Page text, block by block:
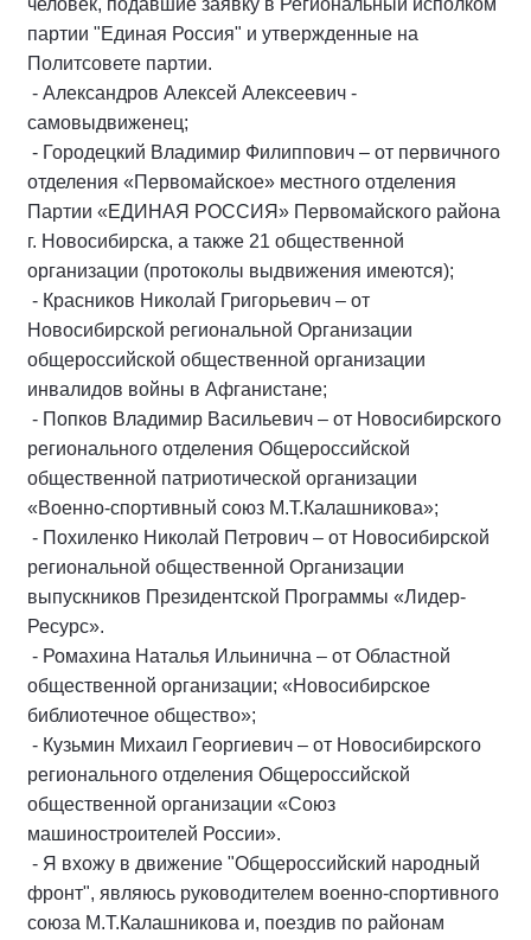
партии "Единая Россия" и утвержденные на
Политсовете партии.
- Александров Алексей Алексеевич -
самовыдвиженец;
- Городецкий Владимир Филиппович – от первичного
отделения «Первомайское» местного отделения
Партии «ЕДИНАЯ РОССИЯ» Первомайского района
г. Новосибирска, а также 21 общественной
организации (протоколы выдвижения имеются);
- Красников Николай Григорьевич – от
Новосибирской региональной Организации
общероссийской общественной организации
инвалидов войны в Афганистане;
- Попков Владимир Васильевич – от Новосибирского
регионального отделения Общероссийской
общественной патриотической организации
«Военно-спортивный союз М.Т.Калашникова»;
- Похиленко Николай Петрович – от Новосибирской
региональной общественной Организации
выпускников Президентской Программы «Лидер-
Ресурс».
- Ромахина Наталья Ильинична – от Областной
общественной организации; «Новосибирское
библиотечное общество»;
- Кузьмин Михаил Георгиевич – от Новосибирского
регионального отделения Общероссийской
общественной организации «Союз
машиностроителей России».
- Я вхожу в движение "Общероссийский народный
фронт", являюсь руководителем военно-спортивного
союза М.Т.Калашникова и, поездив по районам